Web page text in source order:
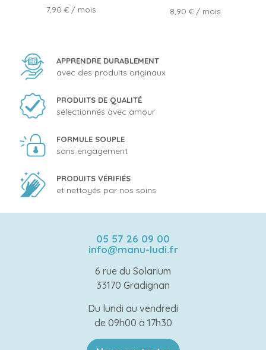
Prix
7,90 € / mois Prix
8,90 € / mois
APPRENDRE DURABLEMENT
avec des produits originaux
PRODUITS DE QUALITÉ
sélectionnés avec amour
FORMULE SOUPLE
sans engagement
PRODUITS VÉRIFIÉS
et nettoyés par nos soins
05 57 26 09 00
info@manu-ludi.fr
6 rue du Solarium
33170 Gradignan
Du lundi au vendredi
de 09h00 à 17h30